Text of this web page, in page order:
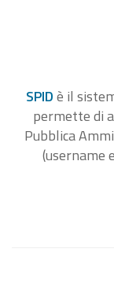
SPIDè il
permette di
Pubblica
(username